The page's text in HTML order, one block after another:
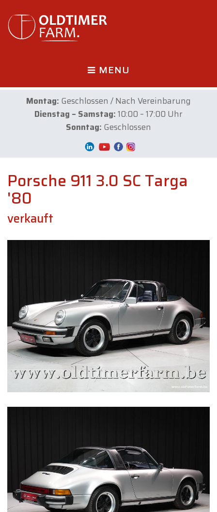
MENU
Montag: Geschlossen / Nach Vereinbarung
Dienstag – Samstag:10:00 – 17:00 Uhr
Sonntag: Geschlossen
Porsche 911 3.0 SC Targa
'80
verkauft